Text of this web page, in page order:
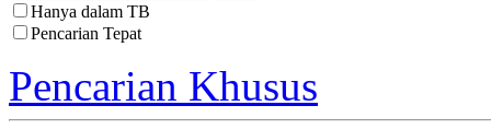
Hanya dalam TB
Pencarian Tepat
Pencarian Khusus